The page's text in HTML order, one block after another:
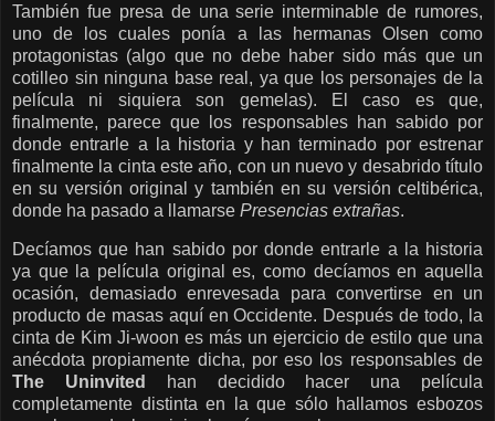
También fue presa de una serie interminable de rumores,
uno de los cuales ponía a las hermanas Olsen como
protagonistas (algo que no debe haber sido más que un
cotilleo sin ninguna base real, ya que los personajes de la
película ni siquiera son gemelas). El caso es que,
finalmente, parece que los responsables han sabido por
donde entrarle a la historia y han terminado por estrenar
finalmente la cinta este año, con un nuevo y desabrido título
en su versión original y también en su versión celtibérica,
donde ha pasado a llamarse Presencias extrañas.
Decíamos que han sabido por donde entrarle a la historia
ya que la película original es, como decíamos en aquella
ocasión, demasiado enrevesada para convertirse en un
producto de masas aquí en Occidente. Después de todo, la
cinta de Kim Ji-woon es más un ejercicio de estilo que una
anécdota propiamente dicha, por eso los responsables de
The Uninvited
han decidido hacer una película
completamente distinta en la que sólo hallamos esbozos